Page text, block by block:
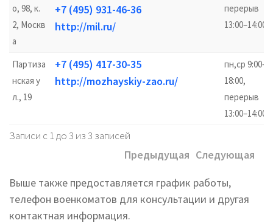
о, 98, к.
2, Москв
а
+7 (495) 931-46-36
http://mil.ru/
перерыв
13:00–14:00
Партиза
нская у
л., 19
+7 (495) 417-30-35
http://mozhayskiy-zao.ru/
пн,ср 9:00–
18:00,
перерыв
13:00–14:00
Записи с 1 до 3 из 3 записей
Предыдущая Следующая
Выше также предоставляется график работы,
телефон военкоматов для консультации и другая
контактная информация.